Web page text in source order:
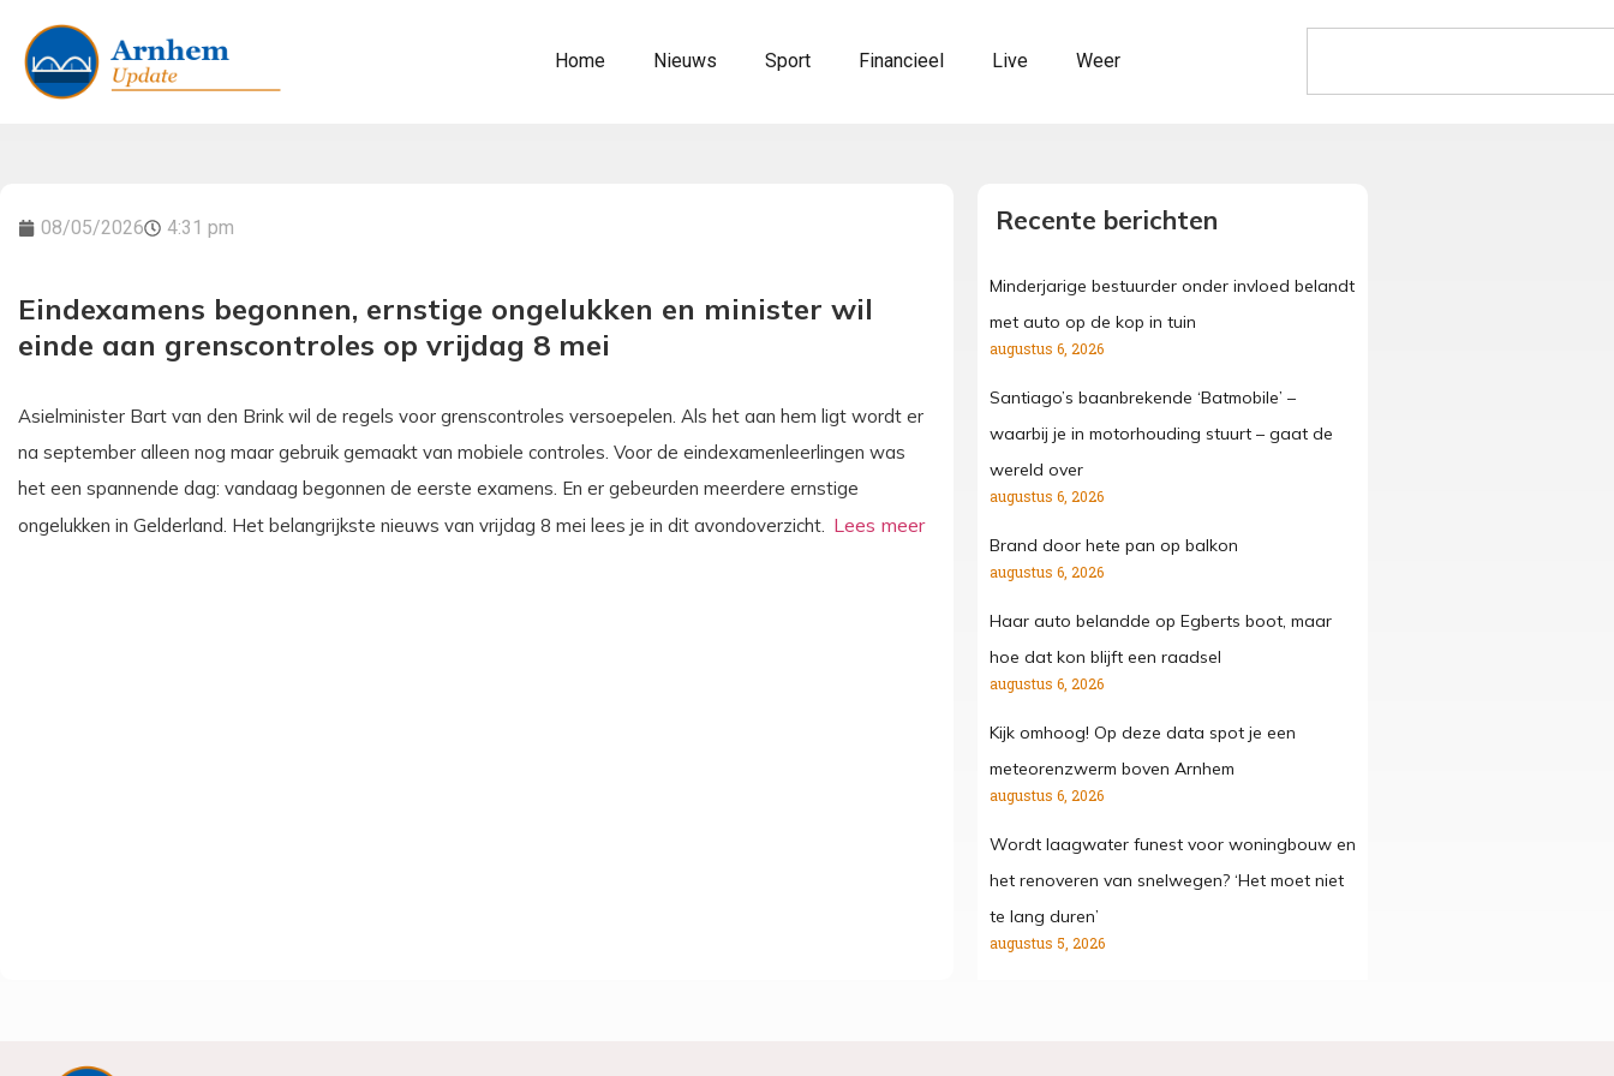
Home Nieuws Sport Financieel Live Weer
08/05/2026 4:31 pm
Eindexamens begonnen, ernstige ongelukken en minister wil
einde aan grenscontroles op vrijdag 8 mei
Asielminister Bart van den Brink wil de regels voor grenscontroles versoepelen. Als het aan hem ligt wordt er
na september alleen nog maar gebruik gemaakt van mobiele controles. Voor de eindexamenleerlingen was
het een spannende dag: vandaag begonnen de eerste examens. En er gebeurden meerdere ernstige
ongelukken in Gelderland. Het belangrijkste nieuws van vrijdag 8 mei lees je in dit avondoverzicht.
Recente berichten
Minderjarige bestuurder onder invloed belandt
met auto op de kop in tuin
augustus 6, 2026
Santiago’s baanbrekende ‘Batmobile’ –
waarbij je in motorhouding stuurt – gaat de
wereld over
augustus 6, 2026
Brand door hete pan op balkon
augustus 6, 2026
Haar auto belandde op Egberts boot, maar
hoe dat kon blijft een raadsel
augustus 6, 2026
Kijk omhoog! Op deze data spot je een
meteorenzwerm boven Arnhem
augustus 6, 2026
Wordt laagwater funest voor woningbouw en
het renoveren van snelwegen? ‘Het moet niet
te lang duren’
augustus 5, 2026